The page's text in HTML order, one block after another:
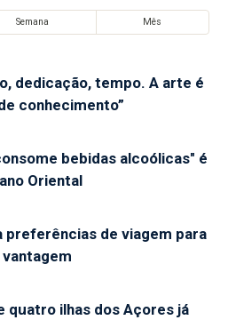
Semana Mês
dedicação, tempo. A arte é
conhecimento”
bebidas alcoólicas" é
Oriental
preferências de viagem para
quatro ilhas dos Açores já